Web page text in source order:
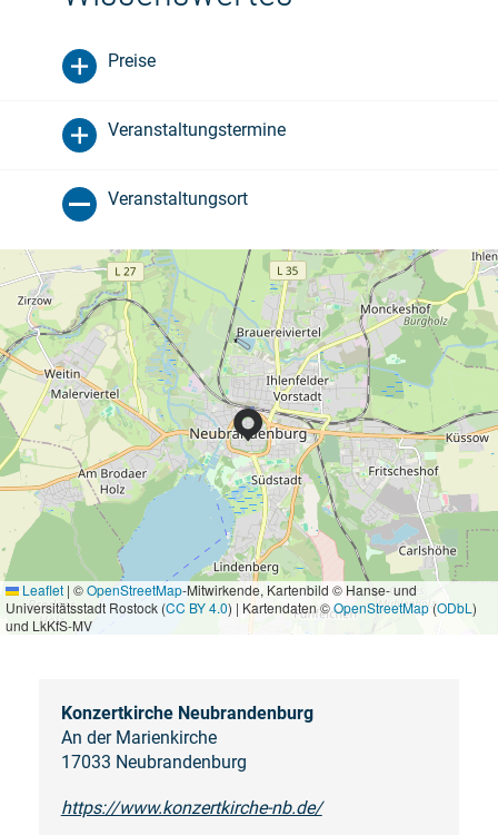
Preise
Veranstaltungstermine
Veranstaltungsort
Leaflet | ©OpenStreetMap-Mitwirkende, Kartenbild © Hanse- und
Universitätsstadt Rostock (CC BY 4.0) | Kartendaten ©OpenStreetMap(ODbL )
und LkKfS-MV
Konzertkirche Neubrandenburg
An der Marienkirche
17033 Neubrandenburg
https://www.konzertkirche-nb.de/